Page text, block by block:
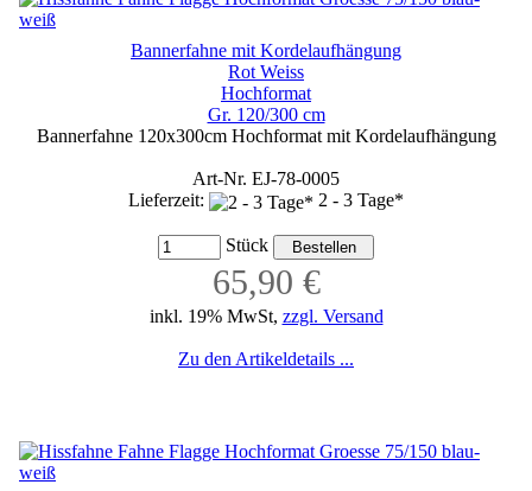
Bannerfahne mit Kordelaufhängung
Rot Weiss
Hochformat
Gr. 120/300 cm
Bannerfahne 120x300cm Hochformat mit Kordelaufhängung
Art-Nr. EJ-78-0005
Lieferzeit:
2 - 3 Tage*
Stück
65,90 €
inkl. 19% MwSt, zzgl. Versand
Zu den Artikeldetails ...